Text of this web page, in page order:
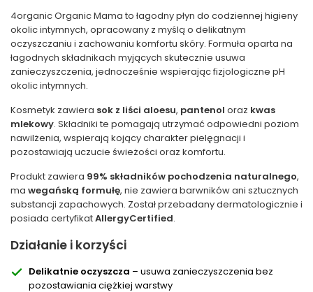
4organic Organic Mama to łagodny płyn do codziennej higieny
okolic intymnych, opracowany z myślą o delikatnym
oczyszczaniu i zachowaniu komfortu skóry. Formuła oparta na
łagodnych składnikach myjących skutecznie usuwa
zanieczyszczenia, jednocześnie wspierając fizjologiczne pH
okolic intymnych.
Kosmetyk zawiera sok z liści aloesu, pantenol oraz kwas
mlekowy. Składniki te pomagają utrzymać odpowiedni poziom
nawilżenia, wspierają kojący charakter pielęgnacji i
pozostawiają uczucie świeżości oraz komfortu.
Produkt zawiera 99% składników pochodzenia naturalnego,
ma wegańską formułę, nie zawiera barwników ani sztucznych
substancji zapachowych. Został przebadany dermatologicznie i
posiada certyfikatAllergyCertified.
Działanie i korzyści
Delikatnie oczyszcza – usuwa zanieczyszczenia bez
pozostawiania ciężkiej warstwy